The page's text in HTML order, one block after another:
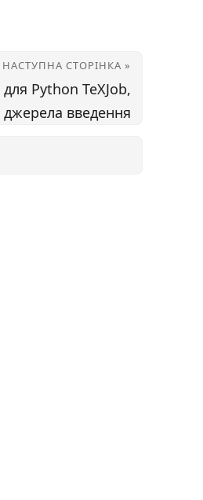
НАСТУПНА СТОРІНКА »
Python TeXJob,
джерела введення